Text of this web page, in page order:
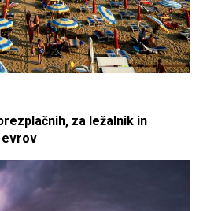
za ležalnik in
evrov